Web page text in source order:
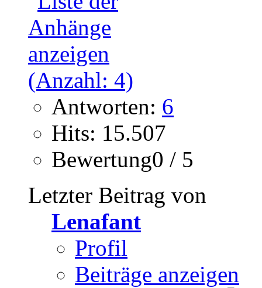
Antworten: 6
Hits: 15.507
Bewertung0 / 5
Letzter Beitrag von
Lenafant
Profil
Beiträge anzeigen